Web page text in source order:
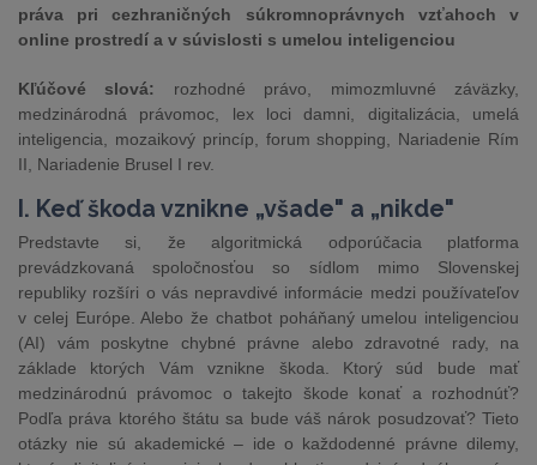
práva pri cezhraničných súkromnoprávnych vzťahoch v
online prostredí a v súvislosti s umelou inteligenciou
Kľúčové slová: rozhodné právo, mimozmluvné záväzky,
medzinárodná právomoc, lex loci damni, digitalizácia, umelá
inteligencia, mozaikový princíp, forum shopping, Nariadenie Rím
II, Nariadenie Brusel I rev.
I. Keď škoda vznikne „všade" a „nikde"
Predstavte si, že algoritmická odporúčacia platforma
prevádzkovaná spoločnosťou so sídlom mimo Slovenskej
republiky rozšíri o vás nepravdivé informácie medzi používateľov
v celej Európe. Alebo že chatbot poháňaný umelou inteligenciou
(AI) vám poskytne chybné právne alebo zdravotné rady, na
základe ktorých Vám vznikne škoda. Ktorý súd bude mať
medzinárodnú právomoc o takejto škode konať a rozhodnúť?
Podľa práva ktorého štátu sa bude váš nárok posudzovať? Tieto
otázky nie sú akademické – ide o každodenné právne dilemy,